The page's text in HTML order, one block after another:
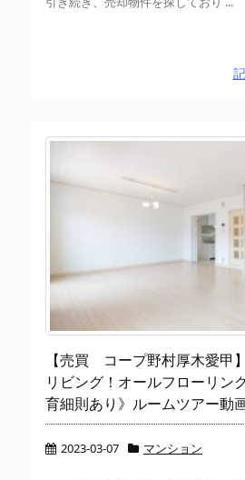
【売買 コープ野村厚木愛甲
リビング！オールフローリン
育細則あり》ルームツアー動
2023-03-07 マンション